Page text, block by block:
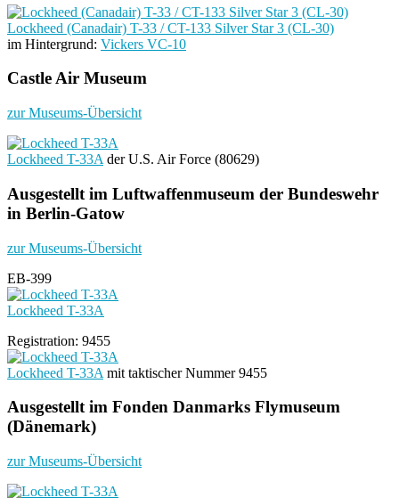
Lockheed (Canadair) T-33 / CT-133 Silver Star 3 (CL-30)
im Hintergrund: Vickers VC-10
Castle Air Museum
zur Museums-Übersicht
Lockheed T-33A der U.S. Air Force (80629)
Ausgestellt im Luftwaffenmuseum der Bundeswehr
in Berlin-Gatow
zur Museums-Übersicht
EB-399
Lockheed T-33A
Registration: 9455
Lockheed T-33A mit taktischer Nummer 9455
Ausgestellt im Fonden Danmarks Flymuseum
(Dänemark)
zur Museums-Übersicht